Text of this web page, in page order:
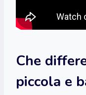
Che
piccola e